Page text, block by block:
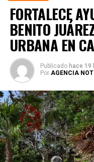
Durante la visita, el
FORTALECE
BENITO
URBANA EN
Publicado hace 19
Por AGENCIA